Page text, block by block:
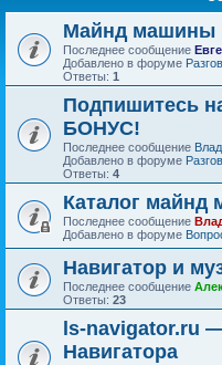
Майнд машины
Последнее сообщение
Добавлено в форуме
Ответы: 1
Подпишитесь
БОНУС!
Последнее сообщение
Добавлено в форуме
Ответы: 4
Каталог майнд
Последнее сообщение
Добавлено в форуме
Навигатор и
Последнее сообщение
Ответы: 23
ls-navigator.ru
Навигатора